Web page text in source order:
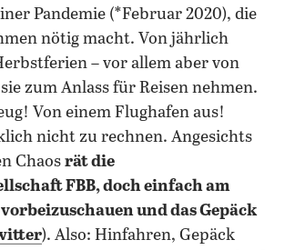
Pandemie (*Februar 2020), die
nötig macht. Von jährlich
– vor allem aber von
zum Anlass für Reisen nehmen.
Von einem Flughafen aus!
nicht zu rechnen. Angesichts
Chaos rät die
FBB, doch einfach am
und das Gepäck
). Also: Hinfahren, Gepäck